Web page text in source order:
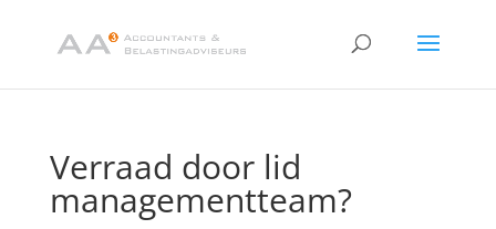
Verraad door lid
managementteam?